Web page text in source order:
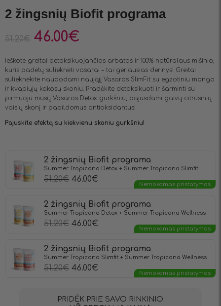
iš 5
(viso
įvertinimų:)
2 žingsnių Biofit programa
51.20€ 46.00€
Ieškote greitai detoksikuojančios arbatos ir 100% natūralaus mišinio,
kuris padėtų sulieknėti vasarai – tai geriausias derinys! Greitai
sulieknėkite naudodami naująjį Vasaros SlimFit su egzotiniu mango
ir kvapiųjų kokosų skoniu. Pradėkite detoksikuoti ir šarminti su
pirmuoju mūsų Vasaros Detox gurkšniu, pajusdami gaivų citrusinių
vaisių skonį ir papildomus antioksidantus!
Pajuskite efektą su kiekvienu skaniu gurkšniu!
2 žingsnių Biofit programa
Summer Tropicana Detox + Summer Tropicana Slimfit
51.20€ 46.00€
Nemokamas pristatymas
2 žingsnių Biofit programa
Summer Tropicana Detox + Summer Tropicana Wellness
51.20€ 46.00€
Nemokamas pristatymas
2 žingsnių Biofit programa
Summer Tropicana Slimfit + Summer Tropicana Wellness
51.20€ 46.00€
Nemokamas pristatymas